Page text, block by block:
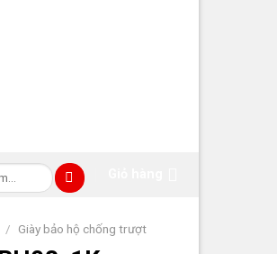
/ Giày bảo hộ chống trượt